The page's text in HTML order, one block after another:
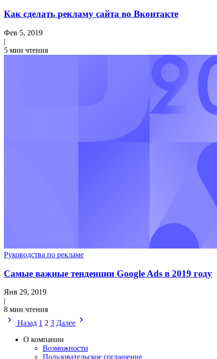
Как сделать рекламу сайта во Вконтакте
Фев 5, 2019
|
5 мин чтения
Руководства по рекламе
Самые важные тенденции Google Ads в 2019 году
Янв 29, 2019
|
8 мин чтения
Назад 1 2 3 Далее
О компании
Возможности
Пользовательское соглашение